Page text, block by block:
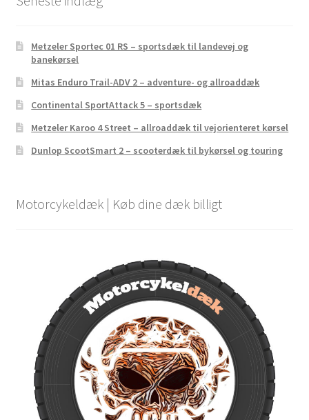
Metzeler Sportec 01 RS – sportsdæk til landevej og
banekørsel
Mitas Enduro Trail-ADV 2 – adventure- og allroaddæk
Continental SportAttack 5 – sportsdæk
Metzeler Karoo 4 Street – allroaddæk til vejorienteret kørsel
Dunlop ScootSmart 2 – scooterdæk til bykørsel og touring
Motorcykeldæk | Køb dine dæk billigt